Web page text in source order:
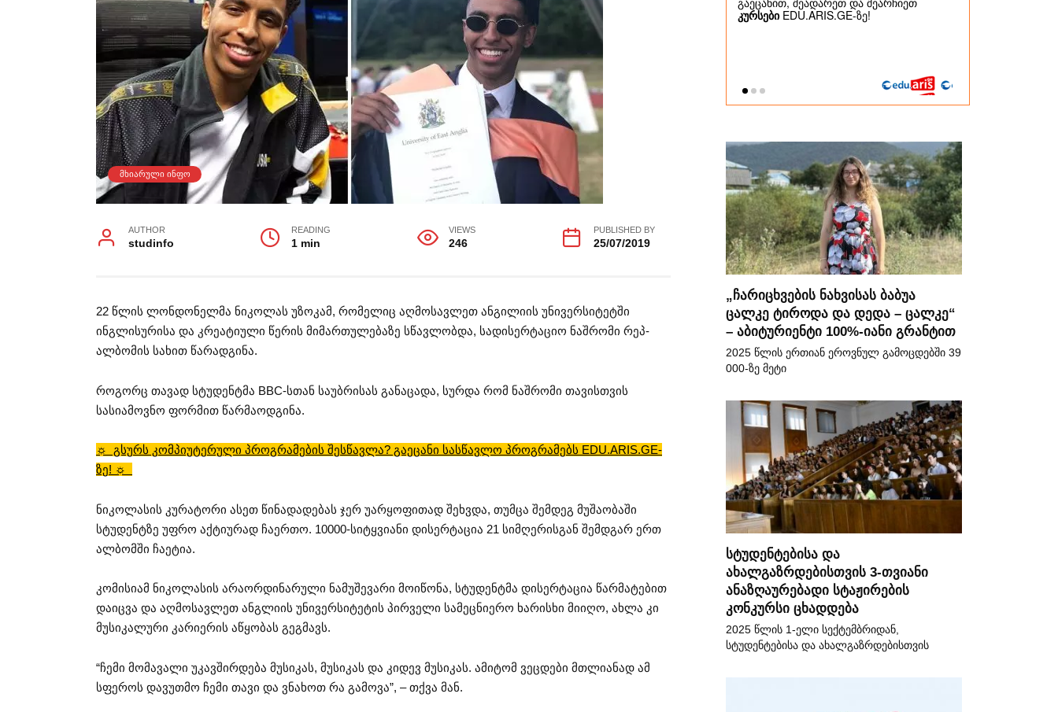
ᲛᲮᲘᲐᲠᲣᲚᲘ ᲘᲜᲤᲝ
AUTHOR
studinfo
READING
1 min
VIEWS
246
PUBLISHED BY
25/07/2019
22 წლის ლონდონელმა ნიკოლას უზოკამ, რომელიც აღმოსავლეთ ანგილიის უნივერსიტეტში
ინგლისურისა და კრეატიული წერის მიმართულებაზე სწავლობდა, სადისერტაციო ნაშრომი რეპ-
ალბომის სახით წარადგინა.
როგორც თავად სტუდენტმა BBC-სთან საუბრისას განაცადა, სურდა რომ ნაშრომი თავისთვის
სასიამოვნო ფორმით წარმაოდგინა.
☼ გსურს კომპიუტერული პროგრამების შესწავლა? გაეცანი სასწავლო პროგრამებს EDU.ARIS.GE-
ზე! ☼
ნიკოლასის კურატორი ასეთ წინადადებას ჯერ უარყოფითად შეხვდა, თუმცა შემდეგ მუშაობაში
სტუდენტზე უფრო აქტიურად ჩაერთო. 10000-სიტყვიანი დისერტაცია 21 სიმღერისგან შემდგარ ერთ
ალბომში ჩაეტია.
კომისიამ ნიკოლასის არაორდინარული ნამუშევარი მოიწონა, სტუდენტმა დისერტაცია წარმატებით
დაიცვა და აღმოსავლეთ ანგლიის უნივერსიტეტის პირველი სამეცნიერო ხარისხი მიიღო, ახლა კი
მუსიკალური კარიერის აწყობას გეგმავს.
“ჩემი მომავალი უკავშირდება მუსიკას, მუსიკას და კიდევ მუსიკას. ამიტომ ვეცდები მთლიანად ამ
სფეროს დავუთმო ჩემი თავი და ვნახოთ რა გამოვა”, – თქვა მან.
„ჩარიცხვების ნახვისას ბაბუა
ცალკე ტიროდა და დედა – ცალკე“
– აბიტურიენტი 100%-იანი გრანტით
2025 წლის ერთიან ეროვნულ გამოცდებში 39
000-ზე მეტი
სტუდენტებისა და
ახალგაზრდებისთვის 3-თვიანი
ანაზღაურებადი სტაჟირების
კონკურსი ცხადდება
2025 წლის 1-ელი სექტემბრიდან,
სტუდენტებისა და ახალგაზრდებისთვის